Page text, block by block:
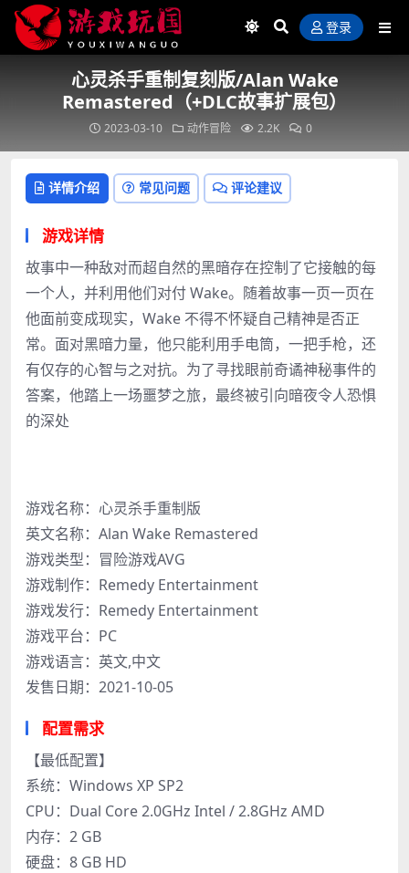
登录
心灵杀手重制复刻版/Alan Wake
Remastered（+DLC故事扩展包）
2023-03-10 动作冒险 2.2K 0
详情介绍 常见问题 评论建议
游戏详情
故事中一种敌对而超自然的黑暗存在控制了它接触的每
一个人，并利用他们对付 Wake。随着故事一页一页在
他面前变成现实，Wake 不得不怀疑自己精神是否正
常。面对黑暗力量，他只能利用手电筒，一把手枪，还
有仅存的心智与之对抗。为了寻找眼前奇谲神秘事件的
答案，他踏上一场噩梦之旅，最终被引向暗夜令人恐惧
的深处
游戏名称：心灵杀手重制版
英文名称：Alan Wake Remastered
游戏类型：冒险游戏AVG
游戏制作：Remedy Entertainment
游戏发行：Remedy Entertainment
游戏平台：PC
游戏语言：英文,中文
发售日期：2021-10-05
配置需求
【最低配置】
系统：Windows XP SP2
CPU：Dual Core 2.0GHz Intel / 2.8GHz AMD
内存：2 GB
硬盘：8 GB HD